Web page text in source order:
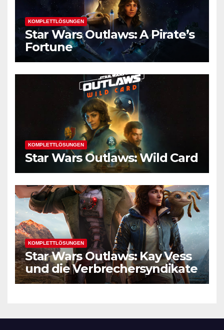
KOMPLETTLÖSUNGEN
Star Wars Outlaws: A Pirate’s
Fortune
KOMPLETTLÖSUNGEN
Star Wars Outlaws: Wild Card
KOMPLETTLÖSUNGEN
Star Wars Outlaws: Kay Vess
und die Verbrechersyndikate